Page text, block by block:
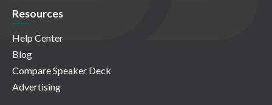
Resources
Help Center
Blog
Compare Speaker Deck
Advertising